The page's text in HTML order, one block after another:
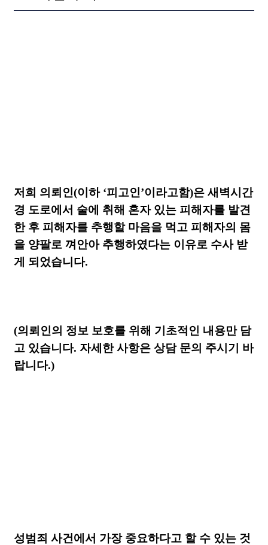
저희 의뢰인(이하 ‘피고인’이라고함)은 새벽시간
경 도로에서 술에 취해 혼자 있는 피해자를 발견
한 후 피해자를 추행할 마음을 먹고 피해자의 몸
을 양팔로 껴안아 추행하였다는 이유로 수사 받
게 되었습니다.
(의뢰인의 정보 보호를 위해 기초적인 내용만 담
고 있습니다. 자세한 사항은 상담 문의 주시기 바
랍니다.)
성범죄 사건에서 가장 중요하다고 할 수 있는 것